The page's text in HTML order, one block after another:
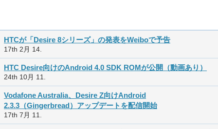
HTCが「Desire 8シリーズ」の発表をWeiboで予告
17th 2月 14.
HTC Desire向けのAndroid 4.0 SDK ROMが公開（動画あり）
24th 10月 11.
Vodafone Australia、Desire Z向けAndroid
2.3.3（Gingerbread）アップデートを配信開始
17th 7月 11.